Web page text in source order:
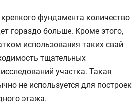
фундамента количество
гораздо больше. Кроме этого,
использования таких свай
тщательных
участка. Такая
не используется для построек
этажа.